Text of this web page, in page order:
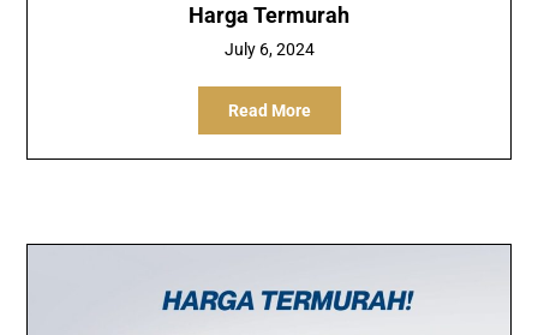
Harga Termurah
July 6, 2024
Read More